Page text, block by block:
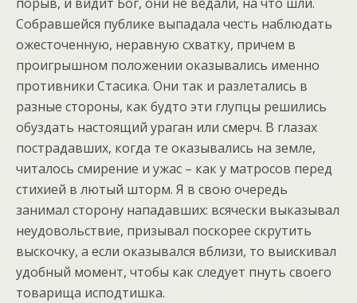
Собравшейся публике выпадала честь наблюдать
ожесточенную, неравную схватку, причем в
проигрышном положении оказывались именно
противники Стасика. Они так и разлетались в
разные стороны, как будто эти глупцы решились
обуздать настоящий ураган или смерч. В глазах
пострадавших, когда те оказывались на земле,
читалось смирение и ужас – как у матросов перед
стихией в лютый шторм. Я в свою очередь
занимал сторону нападавших: всячески выказывал
неудовольствие, призывал поскорее скрутить
выскочку, а если оказывался вблизи, то выискивал
удобный момент, чтобы как следует пнуть своего
товарища исподтишка.